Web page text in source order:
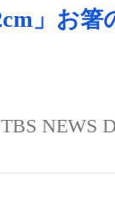
」お箸
TBS NEWS